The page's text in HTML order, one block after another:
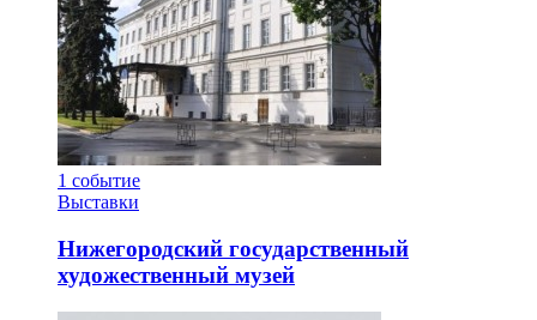
1 событие
Выставки
Нижегородский государственный
художественный музей